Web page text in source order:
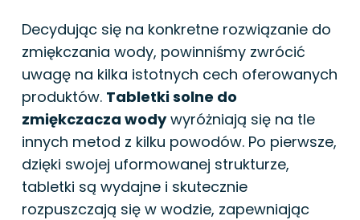
Decydując się na konkretne rozwiązanie do
zmiękczania wody, powinniśmy zwrócić
uwagę na kilka istotnych cech oferowanych
produktów. Tabletki solne do
zmiękczacza wodywyróżniają się na tle
innych metod z kilku powodów. Po pierwsze,
dzięki swojej uformowanej strukturze,
tabletki są wydajne i skutecznie
rozpuszczają się w wodzie, zapewniając